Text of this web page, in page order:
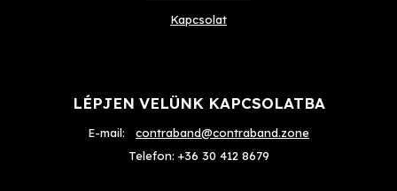
Kapcsolat
LÉPJEN VELÜNK KAPCSOLATBA
E-mail: contraband@contraband.zone
Telefon: +36 30 412 8679